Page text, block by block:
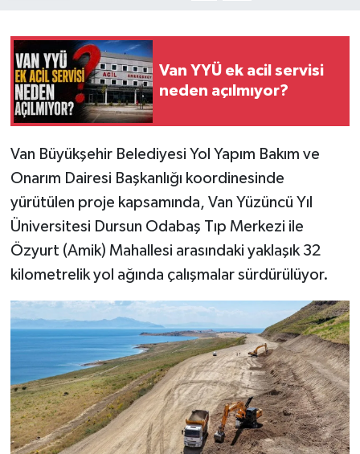
Van YYÜ ek acil servisi
neden açılmıyor?
Van Büyükşehir Belediyesi Yol Yapım Bakım ve
Onarım Dairesi Başkanlığı koordinesinde
yürütülen proje kapsamında, Van Yüzüncü Yıl
Üniversitesi Dursun Odabaş Tıp Merkezi ile
Özyurt (Amik) Mahallesi arasındaki yaklaşık 32
kilometrelik yol ağında çalışmalar sürdürülüyor.